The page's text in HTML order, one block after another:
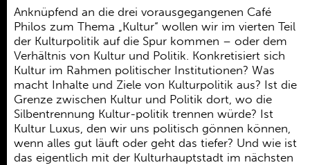
Kooperationen
Förderer
Kontakt
Anknüpfend an die drei vorausgegangenen Café
Philos zum Thema „Kultur“ wollen wir im vierten Teil
der Kulturpolitik auf die Spur kommen – oder dem
Verhältnis von Kultur und Politik. Konkretisiert sich
Kultur im Rahmen politischer Institutionen? Was
macht Inhalte und Ziele von Kulturpolitik aus? Ist die
Grenze zwischen Kultur und Politik dort, wo die
Silbentrennung Kultur-politik trennen würde? Ist
Kultur Luxus, den wir uns politisch gönnen können,
wenn alles gut läuft oder geht das tiefer? Und wie ist
das eigentlich mit der Kulturhauptstadt im nächsten